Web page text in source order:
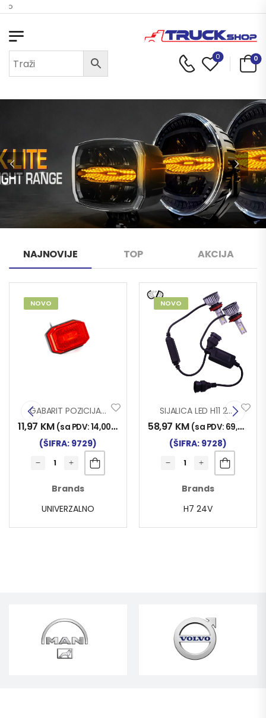
0 0
NAJNOVIJE TOP AKCIJA
NOVO
GABARIT POZICIJA FT-001 65×42 LED CRV.
11,97 KM (sa PDV:14,00KM
(ŠIFRA: 9729)
Brands
UNIVERZALNO
NOVO
SIJALICA LED H11 24V/30W 2/1
58,97 KM (sa PDV: 69,00
(ŠIFRA: 9728)
Brands
H7 24V